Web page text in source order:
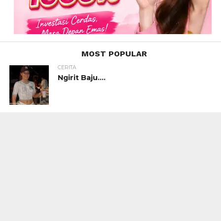
MOST POPULAR
CERITA
Ngirit Baju….